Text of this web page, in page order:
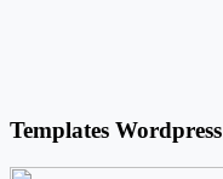
Templates Wordpress